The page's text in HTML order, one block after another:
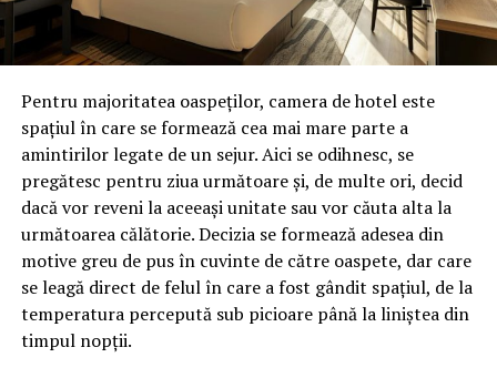
Pentru majoritatea oaspeților, camera de hotel este
spațiul în care se formează cea mai mare parte a
amintirilor legate de un sejur. Aici se odihnesc, se
pregătesc pentru ziua următoare și, de multe ori, decid
dacă vor reveni la aceeași unitate sau vor căuta alta la
următoarea călătorie. Decizia se formează adesea din
motive greu de pus în cuvinte de către oaspete, dar care
se leagă direct de felul în care a fost gândit spațiul, de la
temperatura percepută sub picioare până la liniștea din
timpul nopții.